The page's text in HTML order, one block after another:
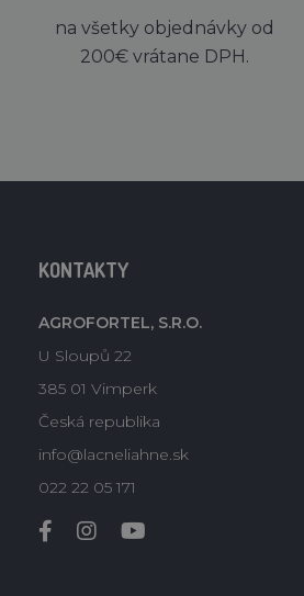
na všetky objednávky od
200€ vrátane DPH.
KONTAKTY
AGROFORTEL, S.R.O.
U Sloupů 22
385 01 Vimperk
Česká republika
info@lacneliahne.sk
022 22 05 171